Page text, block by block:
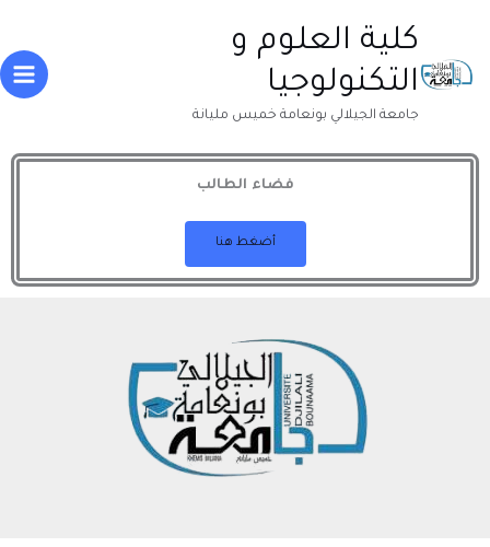
المحتوى
كلية العلوم و
التكنولوجيا
جامعة الجيلالي بونعامة خميس مليانة
فضاء الطالب
أضغط هنا